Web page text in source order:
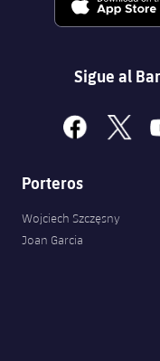
Sigue al
facebook
x
Porteros
Wojciech Szczęsny
Joan Garcia